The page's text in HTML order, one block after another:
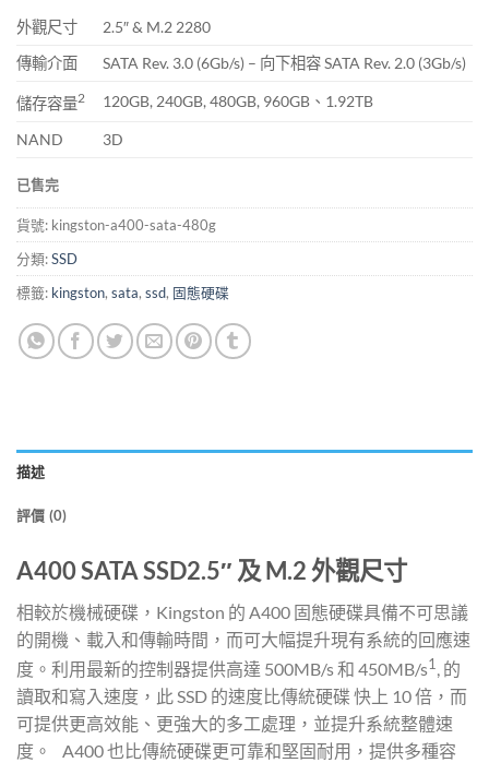
外觀尺寸
2.5″ & M.2 2280
傳輸介面
SATA Rev. 3.0 (6Gb/s) – 向下相容 SATA Rev. 2.0 (3Gb/s)
儲存容量2 120GB, 240GB, 480GB, 960GB、1.92TB
NAND 3D
已售完
貨號: kingston-a400-sata-480g
分類:SSD
標籤: kingston, sata, ssd, 固態硬碟
描述
評價 (0)
A400 SATA SSD2.5″ 及 M.2 外觀尺寸
相較於機械硬碟，Kingston 的 A400 固態硬碟具備不可思議
的開機、載入和傳輸時間，而可大幅提升現有系統的回應速
度。利用最新的控制器提供高達 500MB/s 和 450MB/s1 , 的
讀取和寫入速度，此 SSD 的速度比傳統硬碟 快上 10 倍，而
可提供更高效能、更強大的多工處理，並提升系統整體速
度。 A400 也比傳統硬碟更可靠和堅固耐用，提供多種容